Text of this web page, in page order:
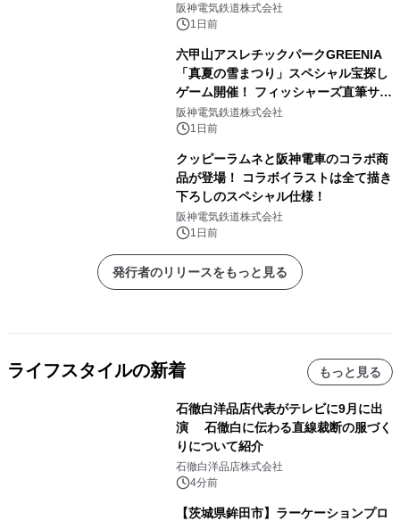
阪神電気鉄道株式会社
1日前
六甲山アスレチックパークGREENIA
「真夏の雪まつり」スペシャル宝探し
ゲーム開催！ フィッシャーズ直筆サイ
ン色紙など豪華景品が登場！
阪神電気鉄道株式会社
1日前
クッピーラムネと阪神電車のコラボ商
品が登場！ コラボイラストは全て描き
下ろしのスペシャル仕様！
阪神電気鉄道株式会社
1日前
発行者のリリースをもっと見る
ライフスタイルの新着 もっと見る
石徹白洋品店代表がテレビに9月に出
演 石徹白に伝わる直線裁断の服づく
りについて紹介
石徹白洋品店株式会社
4分前
【茨城県鉾田市】ラーケーションプロ